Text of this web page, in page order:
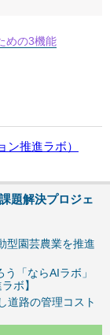
めの3機能
推進ラボ）
題解決プロジェ
型園芸農業を推進
「ならAIラボ」
ボ】
道路の管理コスト